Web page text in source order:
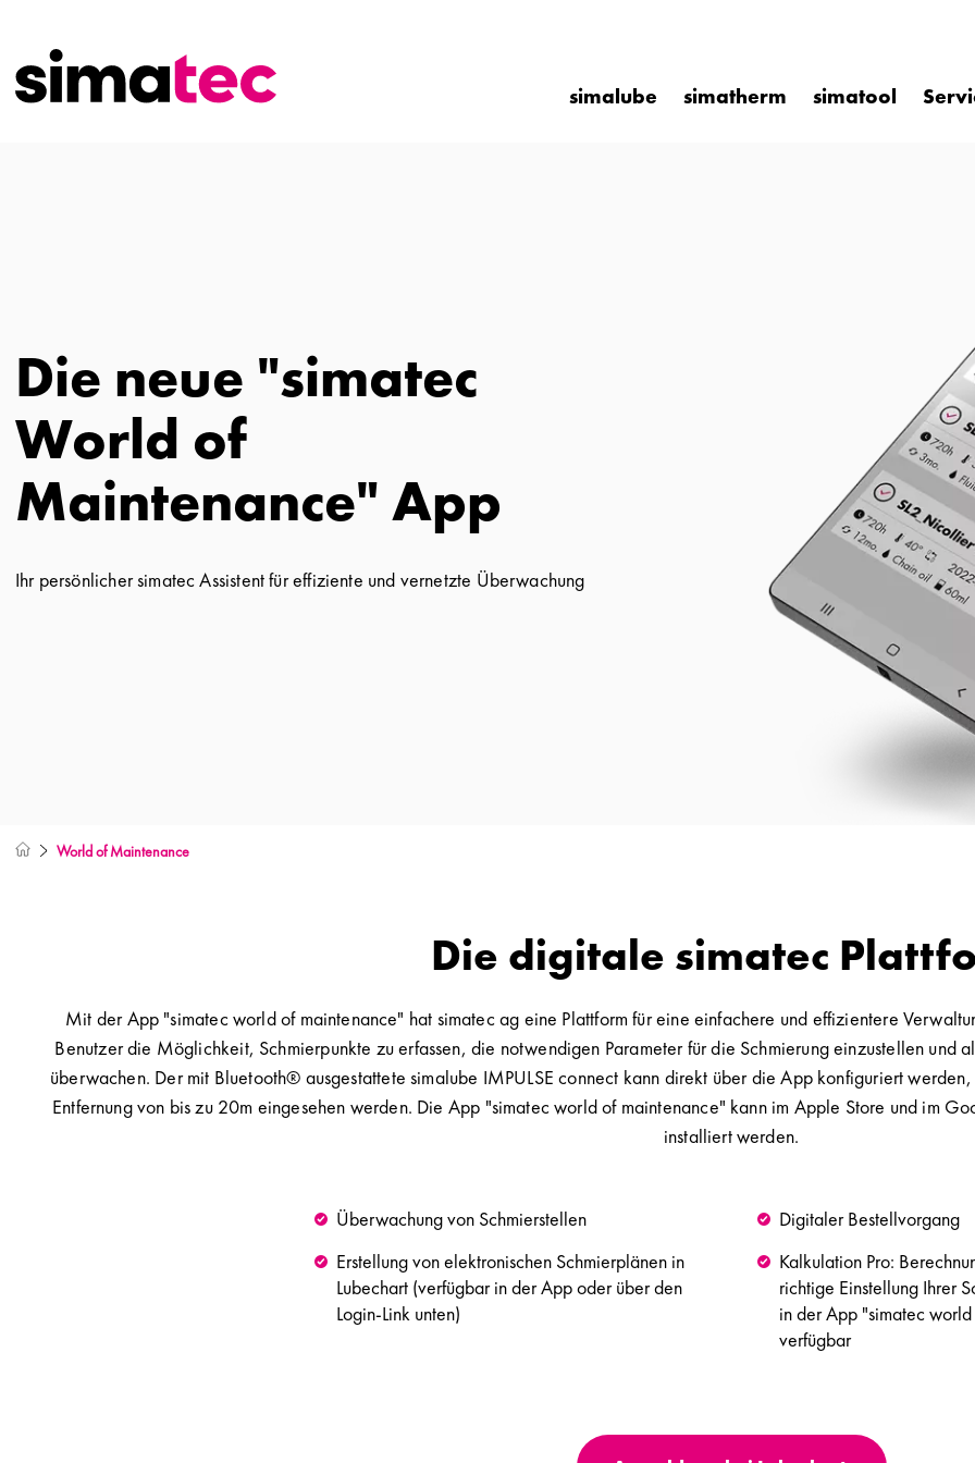
simalube simatherm simatool
Die neue "simatec
World of
Maintenance" App
Ihr persönlicher simatec Assistent für effiziente und vernetzte Überwachung
World of Maintenance
Die digitale simatec
Mit der App "simatec world of maintenance" hat simatec ag eine Plattform für eine einfachere und effizientere
Benutzer die Möglichkeit, Schmierpunkte zu erfassen, die notwendigen Parameter für die Schmierung einzustellen und
überwachen. Der mit Bluetooth® ausgestattete simalube IMPULSE connect kann direkt über die App konfiguriert
Entfernung von bis zu 20m eingesehen werden. Die App "simatec world of maintenance" kann im Apple Store und im
installiert werden.
Überwachung von Schmierstellen
Erstellung von elektronischen Schmierplänen in
Lubechart (verfügbar in der App oder über den
Login-Link unten)
Digitaler Bestellvorgang
Kalkulation Pro:
richtige Einstellung Ihrer
in der App "simatec
verfügbar